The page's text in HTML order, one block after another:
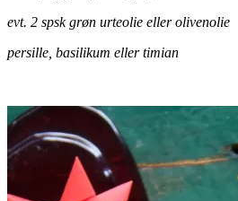
evt. 2 spsk grøn urteolie ellerolivenolie
persille, basilikum eller timian